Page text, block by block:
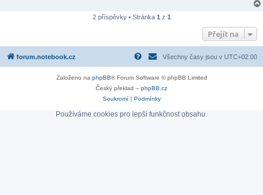
2 příspěvky • Stránka 1 z 1
Přejít na
forum.notebook.cz Všechny časy jsou v UTC+02:00
Založeno na phpBB® Forum Software © phpBB Limited
Český překlad – phpBB.cz
Soukromí| Podmínky
Používáme cookies pro lepší funkčnost obsahu.